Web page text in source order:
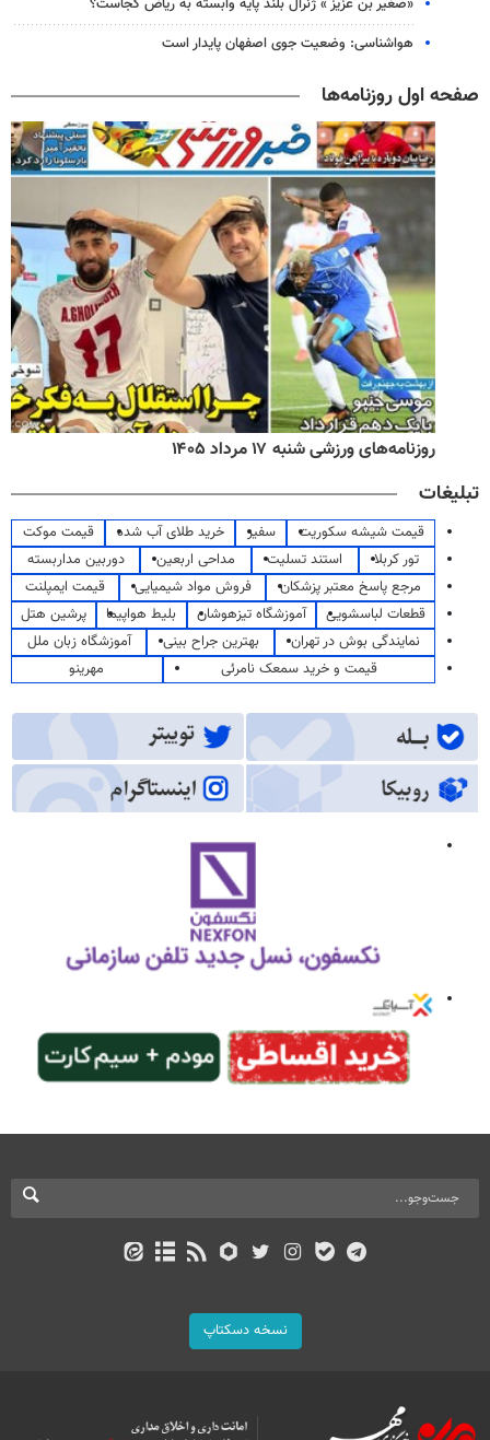
هواشناسی: وضعیت جوی اصفهان پایدار است
صفحه اول روزنامه‌ها
روزنامه‌های ورزشی شنبه ۱۷ مرداد ۱۴۰۵
تبلیغات
قیمت شیشه سکوریت سفیر خرید طلای آب شده
قیمت موکت
تور کربلا
استند تسلیت مداحی اربعین
دوربین مداربسته
مرجع پاسخ معتبر پزشکان
فروش مواد شیمیایی
قیمت ایمپلنت
قطعات لباسشویی
آموزشگاه تیزهوشان بلیط هواپیما
پرشین هتل
نمایندگی بوش در تهران
بهترین جراح بینی
آموزشگاه زبان ملل
قیمت و خرید سمعک نامرئی
مهرینو
نسخه دسکتاپ